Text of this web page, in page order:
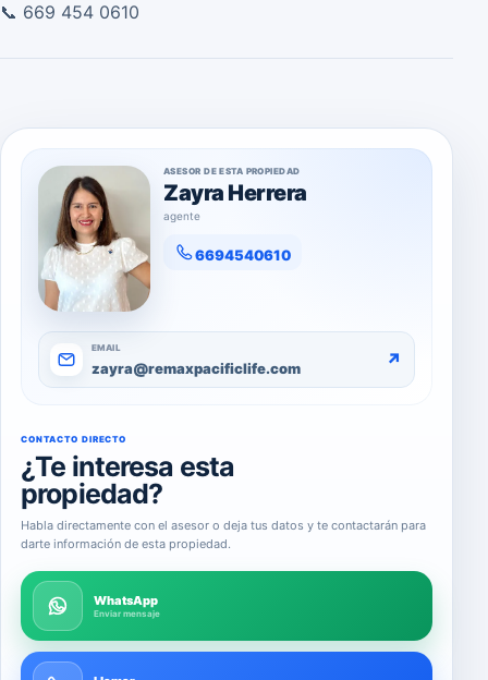
📞 669 454 0610
ASESOR DE ESTA PROPIEDAD
Zayra Herrera
agente
6694540610
EMAIL
zayra@remaxpacificlife.com ↗
CONTACTO DIRECTO
¿Te interesa esta
propiedad?
Habla directamente con el asesor o deja tus datos y te contactarán para
darte información de esta propiedad.
WhatsApp
Enviar mensaje